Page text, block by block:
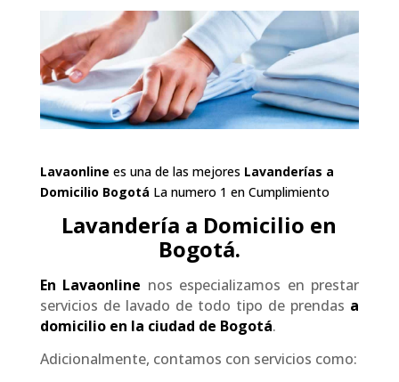
Lavaonline es una de las mejores Lavanderías a
Domicilio Bogotá La numero 1 en Cumplimiento
Lavandería a Domicilio en
Bogotá.
En Lavaonline nos especializamos en prestar
servicios de lavado de todo tipo de prendas a
domicilio en la ciudad de Bogotá.
Adicionalmente, contamos con servicios como: